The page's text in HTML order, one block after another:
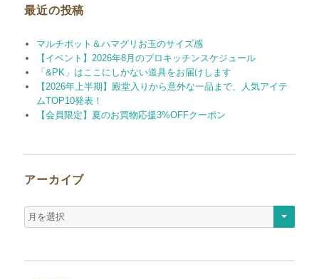
最近の投稿
マルチポット＆ハマグリお玉のサイズ感
【イベント】2026年8月のプロキッチンスケジュール
「&PK」はここにしかない道具をお届けします
【2026年上半期】殿堂入りから意外な一品まで、人気アイテ
ムTOP10発表！
【会員限定】夏のお買物応援3%OFFクーポン
アーカイブ
ア
ー